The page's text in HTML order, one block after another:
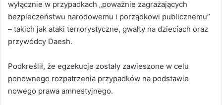
wyłącznie w przypadkach „poważnie zagrażających
bezpieczeństwu narodowemu i porządkowi publicznemu”
– takich jak ataki terrorystyczne, gwałty na dzieciach oraz
przywódcy Daesh.
Podkreślił, że egzekucje zostały zawieszone w celu
ponownego rozpatrzenia przypadków na podstawie
nowego prawa amnestyjnego.